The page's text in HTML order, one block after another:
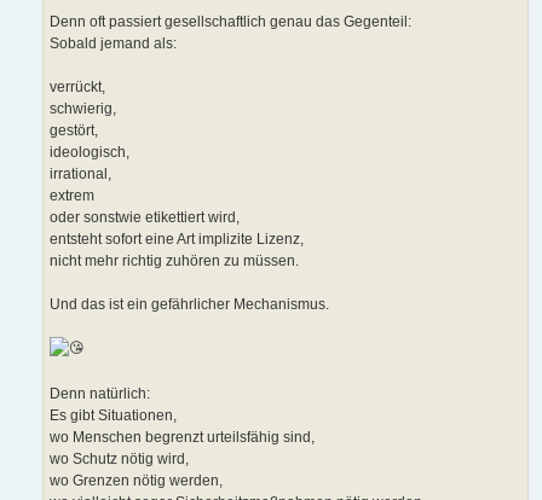
Denn oft passiert gesellschaftlich genau das Gegenteil:
Sobald jemand als:
verrückt,
schwierig,
gestört,
ideologisch,
irrational,
extrem
oder sonstwie etikettiert wird,
entsteht sofort eine Art implizite Lizenz,
nicht mehr richtig zuhören zu müssen.
Und das ist ein gefährlicher Mechanismus.
Denn natürlich:
Es gibt Situationen,
wo Menschen begrenzt urteilsfähig sind,
wo Schutz nötig wird,
wo Grenzen nötig werden,